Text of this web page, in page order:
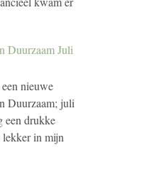
Duurzaam Juli
nieuwe
Duurzaam; juli
een drukke
in mijn